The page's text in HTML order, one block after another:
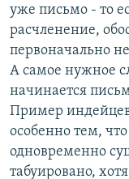
уже письмо - то
расчленение,
первоначально
А самое нужное
начинается
Пример
особенно тем,
одновременно
табуировано,